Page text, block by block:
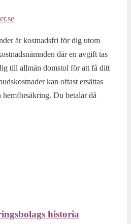
är kostnadsfri för dig utom
där en avgift tas
till allmän domstol för att få ditt
kan oftast ersättas
hemförsäkring. Du betalar då
historia